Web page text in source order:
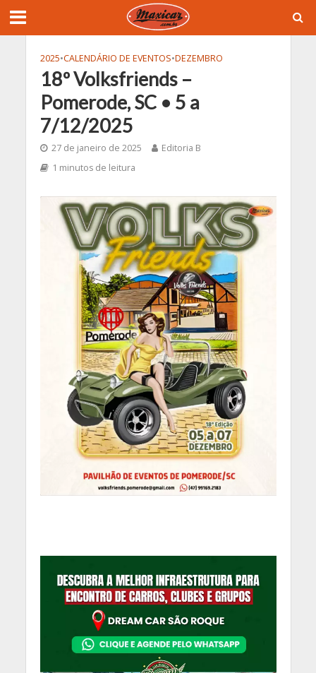
2025•CALENDÁRIO DE EVENTOS•DEZEMBRO
18º Volksfriends –
Pomerode, SC • 5 a
7/12/2025
27 de janeiro de 2025
Editoria B
1 minutos de leitura